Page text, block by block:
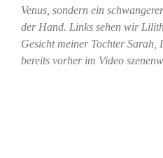
Venus, sondern ein
der Hand. Links sehen wir
Gesicht meiner Tochter
bereits vorher im Video